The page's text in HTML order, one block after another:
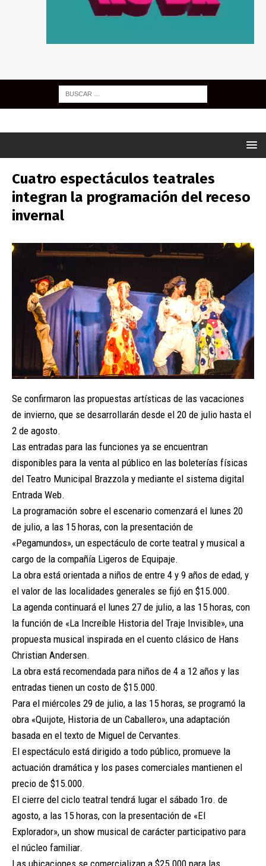
Cuatro espectáculos teatrales
integran la programación del receso
invernal
Se confirmaron las propuestas artísticas de las vacaciones
de invierno, que se desarrollarán desde el 20 de julio hasta el
2 de agosto.
Las entradas para las funciones ya se encuentran
disponibles para la venta al público en las boleterías físicas
del Teatro Municipal Brazzola y mediante el sistema digital
Entrada Web.
La programación sobre el escenario comenzará el lunes 20
de julio, a las 15 horas, con la presentación de
«Pegamundos», un espectáculo de corte teatral y musical a
cargo de la compañía Ligeros de Equipaje.
La obra está orientada a niños de entre 4 y 9 años de edad, y
el valor de las localidades generales se fijó en $15.000.
La agenda continuará el lunes 27 de julio, a las 15 horas, con
la función de «La Increíble Historia del Traje Invisible», una
propuesta musical inspirada en el cuento clásico de Hans
Christian Andersen.
La obra está recomendada para niños de 4 a 12 años y las
entradas tienen un costo de $15.000.
Para el miércoles 29 de julio, a las 15 horas, se programó la
obra «Quijote, Historia de un Caballero», una adaptación
basada en el texto de Miguel de Cervantes.
El espectáculo está dirigido a todo público, promueve la
actuación dramática y los pases comerciales mantienen el
precio de $15.000.
El cierre del ciclo teatral tendrá lugar el sábado 1ro. de
agosto, a las 15 horas, con la presentación de «El
Explorador», un show musical de carácter participativo para
el núcleo familiar.